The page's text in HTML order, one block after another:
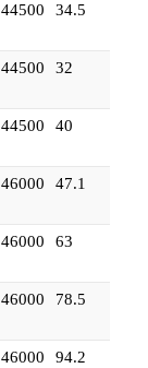
44500 34.5
44500 32
44500 40
46000 47.1
46000 63
46000 78.5
46000 94.2